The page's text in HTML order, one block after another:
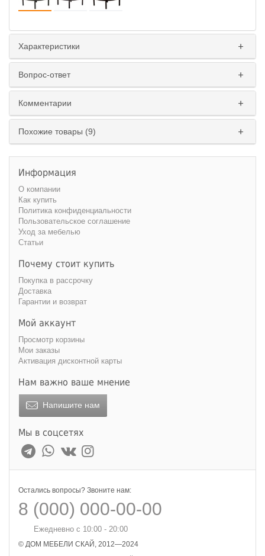
Характеристики
Вопрос-ответ
Комментарии
Похожие товары (9)
Информация
О компании
Как купить
Политика конфиденциальности
Пользовательское соглашение
Уход за мебелью
Статьи
Почему стоит купить
Покупка в рассрочку
Доставка
Гарантии и возврат
Мой аккаунт
Просмотр корзины
Мои заказы
Активация дисконтной карты
Нам важно ваше мнение
Напишите нам
Мы в соцсетях
Остались вопросы? Звоните нам:
8 (000) 000-00-00
Ежедневно с 10:00 - 20:00
© ДОМ МЕБЕЛИ СКАЙ, 2012—2024